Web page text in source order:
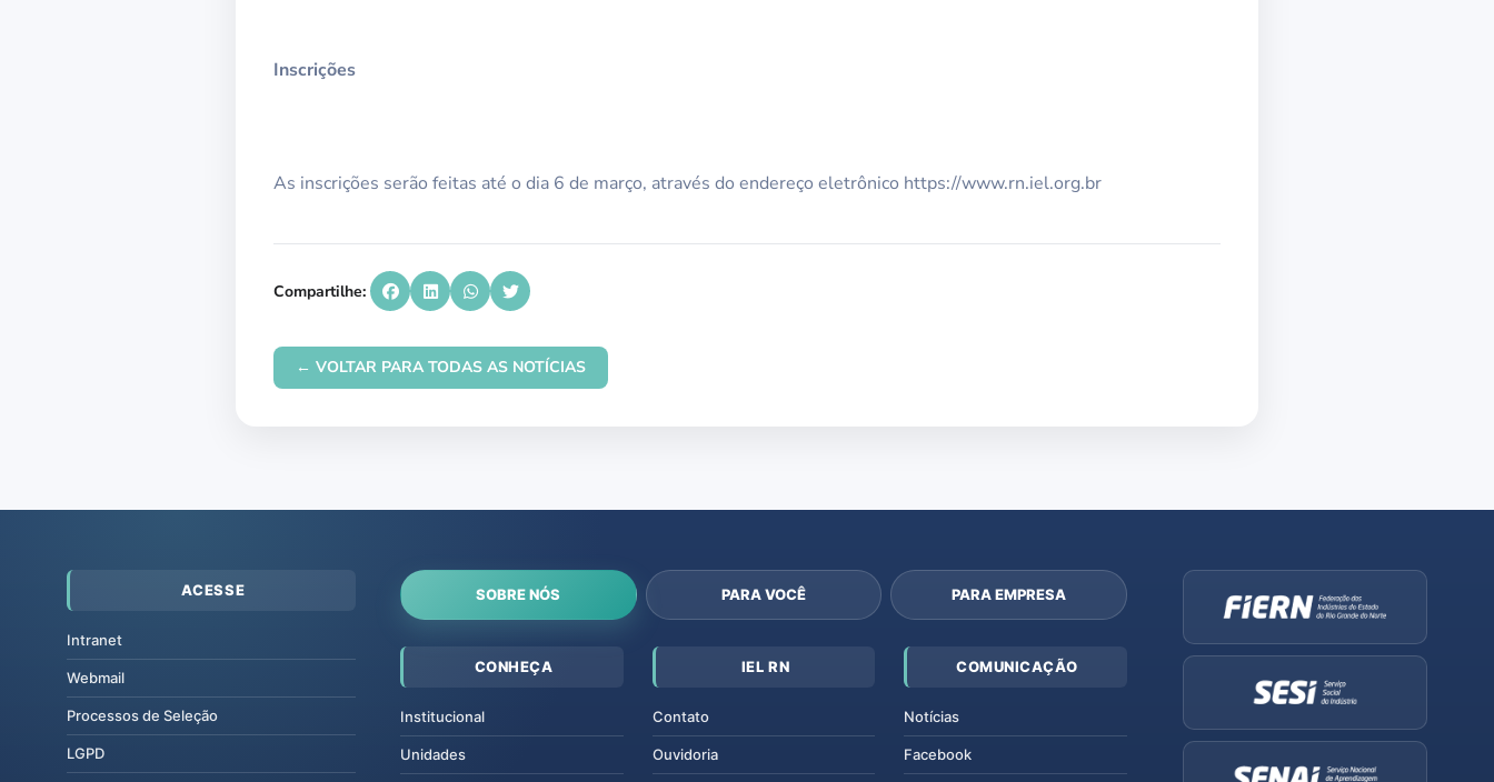
Inscrições
As inscrições serão feitas até o dia 6 de março, através do endereço eletrônico https://www.rn.iel.org.br
Compartilhe:
← VOLTAR PARA TODAS AS NOTÍCIAS
ACESSE
Intranet
Webmail
Processos de Seleção
LGPD
SOBRE NÓS PARA VOCÊ PARA EMPRESA
CONHEÇA
Institucional
Unidades
IEL RN
Contato
Ouvidoria
COMUNICAÇÃO
Notícias
Facebook